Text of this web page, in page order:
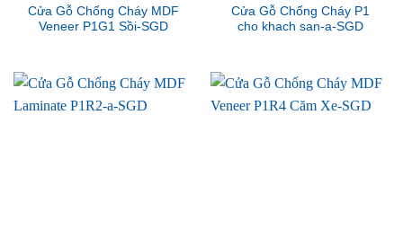
Cửa Gỗ Chống Cháy MDF
Veneer P1G1 Sồi-SGD
Cửa Gỗ Chống Cháy P1
cho khach san-a-SGD